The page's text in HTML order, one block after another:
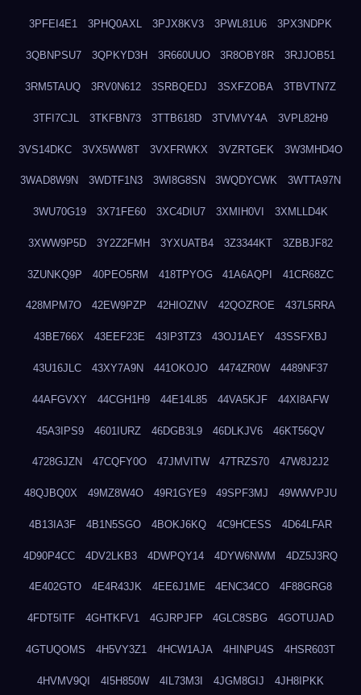
3PFEI4E1 3PHQ0AXL 3PJX8KV3 3PWL81U6 3PX3NDPK
3QBNPSU7 3QPKYD3H 3R660UUO 3R8OBY8R 3RJJOB51
3RM5TAUQ 3RV0N612 3SRBQEDJ 3SXFZOBA 3TBVTN7Z
3TFI7CJL 3TKFBN73 3TTB618D 3TVMVY4A 3VPL82H9
3VS14DKC 3VX5WW8T 3VXFRWKX 3VZRTGEK 3W3MHD4O
3WAD8W9N 3WDTF1N3 3WI8G8SN 3WQDYCWK 3WTTA97N
3WU70G19 3X71FE60 3XC4DIU7 3XMIH0VI 3XMLLD4K
3XWW9P5D 3Y2Z2FMH 3YXUATB4 3Z3344KT 3ZBBJF82
3ZUNKQ9P 40PEO5RM 418TPYOG 41A6AQPI 41CR68ZC
428MPM7O 42EW9PZP 42HIOZNV 42QOZROE 437L5RRA
43BE766X 43EEF23E 43IP3TZ3 43OJ1AEY 43SSFXBJ
43U16JLC 43XY7A9N 441OKOJO 4474ZR0W 4489NF37
44AFGVXY 44CGH1H9 44E14L85 44VA5KJF 44XI8AFW
45A3IPS9 4601IURZ 46DGB3L9 46DLKJV6 46KT56QV
4728GJZN 47CQFY0O 47JMVITW 47TRZS70 47W8J2J2
48QJBQ0X 49MZ8W4O 49R1GYE9 49SPF3MJ 49WWVPJU
4B13IA3F 4B1N5SGO 4BOKJ6KQ 4C9HCESS 4D64LFAR
4D90P4CC 4DV2LKB3 4DWPQY14 4DYW6NWM 4DZ5J3RQ
4E402GTO 4E4R43JK 4EE6J1ME 4ENC34CO 4F88GRG8
4FDT5ITF 4GHTKFV1 4GJRPJFP 4GLC8SBG 4GOTUJAD
4GTUQOMS 4H5VY3Z1 4HCW1AJA 4HINPU4S 4HSR603T
4HVMV9QI 4I5H850W 4IL73M3I 4JGM8GIJ 4JH8IPKK